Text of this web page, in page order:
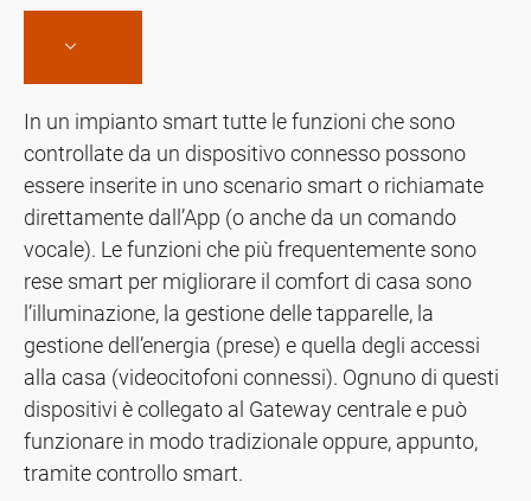
In un impianto smart tutte le funzioni che sono
controllate da un dispositivo connesso possono
essere inserite in uno scenario smart o richiamate
direttamente dall’App (o anche da un comando
vocale). Le funzioni che più frequentemente sono
rese smart per migliorare il comfort di casa sono
l’illuminazione, la gestione delle tapparelle, la
gestione dell’energia (prese) e quella degli accessi
alla casa (videocitofoni connessi). Ognuno di questi
dispositivi è collegato al Gateway centrale e può
funzionare in modo tradizionale oppure, appunto,
tramite controllo smart.